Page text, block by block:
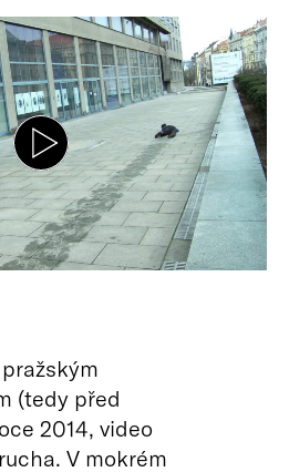
(tedy před
2014, video
V mokrém